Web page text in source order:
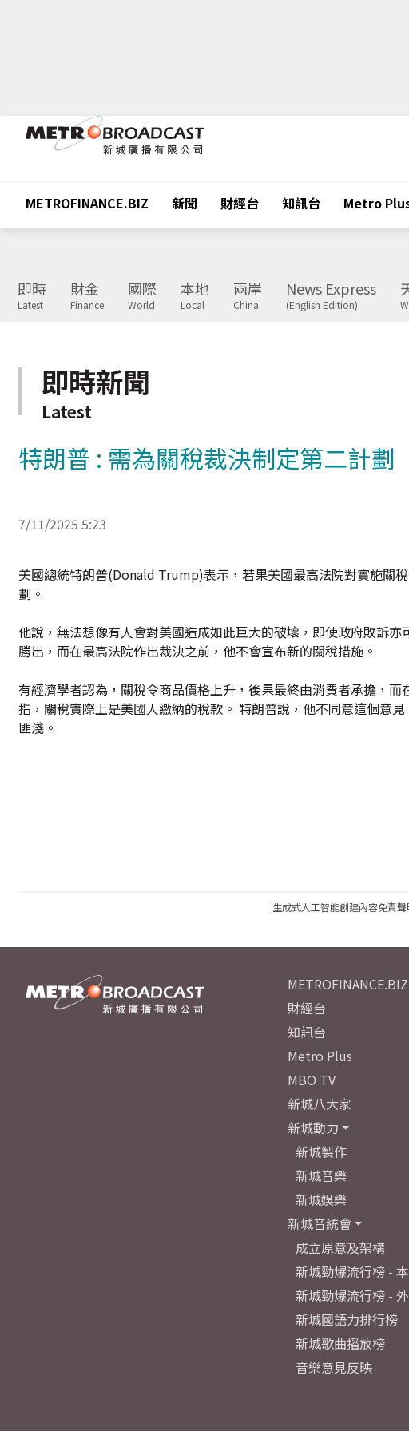
METROFINANCE.BIZ 新聞 財經台 知訊台 Metro
即時
Latest
財金
Finance
國際
World
本地
Local
兩岸
China
News Express
(English Edition)
即時新聞
Latest
特朗普 : 需為關稅裁決制定第二計劃
7/11/2025 5:23
美國總統特朗普(Donald Trump)表示，若果美國最高法院對實施關
劃。
他說，無法想像有人會對美國造成如此巨大的破壞，即使政府敗訴
勝出，而在最高法院作出裁決之前，他不會宣布新的關稅措施。
有經濟學者認為，關稅令商品價格上升，後果最終由消費者承擔，
指，關稅實際上是美國人繳納的稅款。 特朗普說，他不同意這個意
匪淺。
生成式人工智能創建內容免責聲
METROFINANCE.BIZ
財經台
知訊台
Metro Plus
MBO TV
新城八大家
新城動力
新城製作
新城音樂
新城娛樂
新城音統會
成立原意及架構
新城勁爆流行榜 -
新城勁爆流行榜 -
新城國語力排行榜
新城歌曲播放榜
音樂意見反映